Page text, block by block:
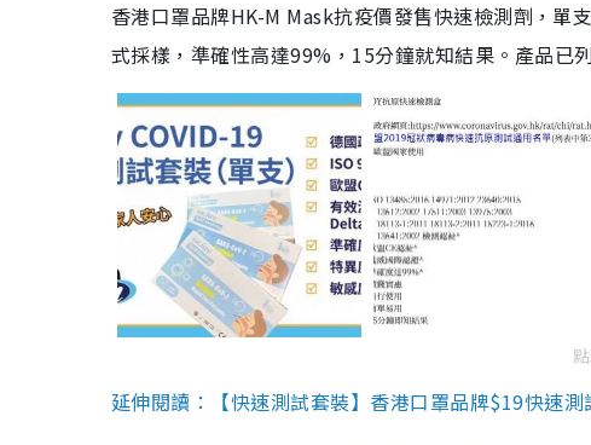
香港口罩品牌HK-M Mask抗疫價發售快速檢測劑，
式採樣，準確性高達99%，15分鐘就知結果。產品已
延伸閱讀：【快速測試套裝】香港口罩品牌$19快速